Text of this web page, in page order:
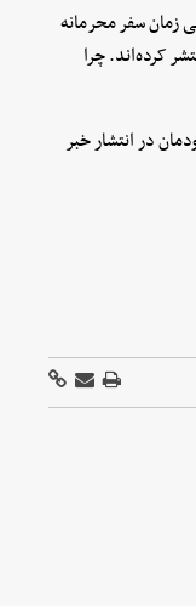
زمان سفر محرمانه
کرده‌اند. چرا
در انتشار خبر